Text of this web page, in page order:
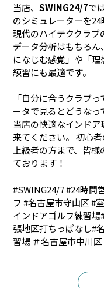
当店、SWING24/7で
のシミュレーターを
現代のハイテククラ
データ分析はもちろ
になじむ感覚」や「
練習にも最適です。
「自分に合うクラブ
ータで見るとどうな
当店の快適なインド
来てください。 初心
上級者の方まで、皆
ております！
#SWING24/7 #24時間
フ #名古屋市守山区 #
インドアゴルフ練習
張地区打ちっぱなし#
習場 ＃名古屋市中川区